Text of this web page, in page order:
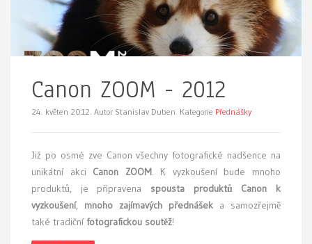
Canon ZOOM - 2012
24. květen 2012. Autor Stanislav Duben. Kategorie Přednášky
Již po osmé zve Canon všechny fotografické nadšence na
unikátní akci Canon ZOOM. K vyzkoušení bude mnoho
produktů, je připravena spousta produktů Canon k
vyzkoušení, mnoho zajímavých přednášek a samozřejmě
také tradiční fotografickou soutěž!